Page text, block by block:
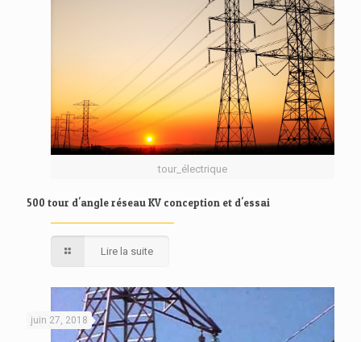
tour_électrique
500 tour d'angle réseau KV conception et d'essai
Lire la suite
juin 27, 2018